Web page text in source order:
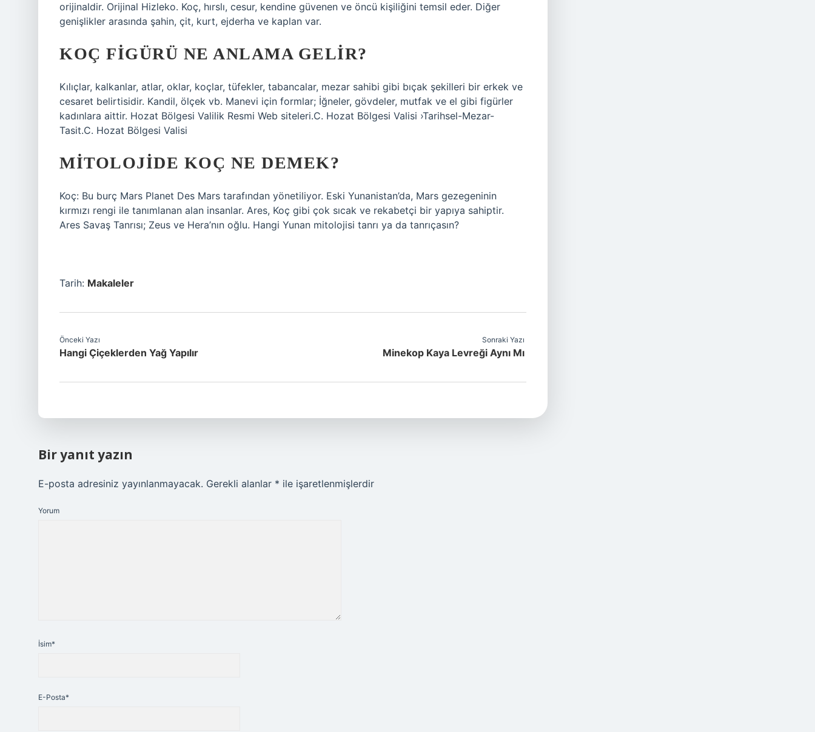
orijinaldir. Orijinal Hizleko. Koç, hırslı, cesur, kendine güvenen ve öncü kişiliğini temsil eder. Diğer
genişlikler arasında şahin, çit, kurt, ejderha ve kaplan var.
KOÇ FIGÜRÜ NE ANLAMA GELIR?
Kılıçlar, kalkanlar, atlar, oklar, koçlar, tüfekler, tabancalar, mezar sahibi gibi bıçak şekilleri bir erkek ve
cesaret belirtisidir. Kandil, ölçek vb. Manevi için formlar; İğneler, gövdeler, mutfak ve el gibi figürler
kadınlara aittir. Hozat Bölgesi Valilik Resmi Web siteleri.C. Hozat Bölgesi Valisi ›Tarihsel-Mezar-
Tasit.C. Hozat Bölgesi Valisi
MITOLOJIDE KOÇ NE DEMEK?
Koç: Bu burç Mars Planet Des Mars tarafından yönetiliyor. Eski Yunanistan’da, Mars gezegeninin
kırmızı rengi ile tanımlanan alan insanlar. Ares, Koç gibi çok sıcak ve rekabetçi bir yapıya sahiptir.
Ares Savaş Tanrısı; Zeus ve Hera’nın oğlu. Hangi Yunan mitolojisi tanrı ya da tanrıçasın?
Tarih: Makaleler
Önceki Yazı
Hangi Çiçeklerden Yağ Yapılır
Sonraki Yazı
Minekop Kaya Levreği Aynı Mı
Bir yanıt yazın
E-posta adresiniz yayınlanmayacak. Gerekli alanlar * ile işaretlenmişlerdir
Yorum
İsim*
E-Posta*